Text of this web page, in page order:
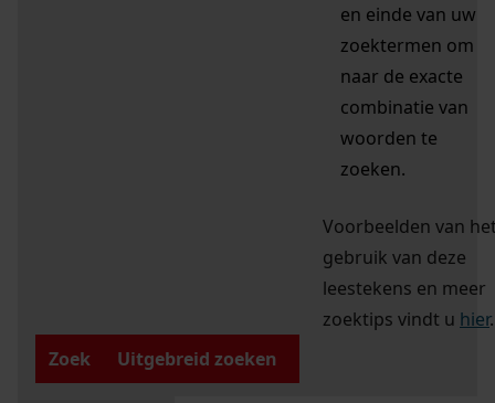
en einde van uw
zoektermen om
naar de exacte
combinatie van
woorden te
zoeken.
Voorbeelden van
gebruik van deze
leestekens en meer
zoektips vindt u hier.
Zoek
Uitgebreid zoeken